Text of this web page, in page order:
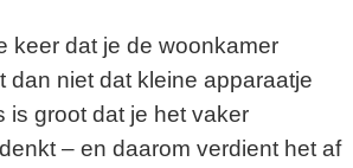
keer dat je de woonkamer
dan niet dat kleine apparaatje
is groot dat je het vaker
– en daarom verdient het af